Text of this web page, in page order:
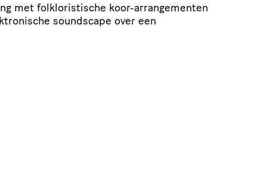
met folklo­ris­ti­sche koor-arran­ge­menten
soundscape over een